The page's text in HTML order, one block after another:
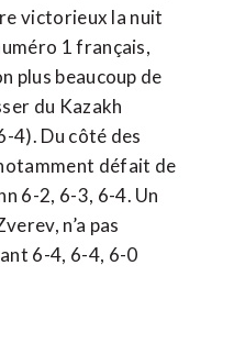
victorieux la nuit
1 français,
plus beaucoup de
du Kazakh
4). Du côté des
défait de
6-2, 6-3, 6-4. Un
n’a pas
6-4, 6-4, 6-0